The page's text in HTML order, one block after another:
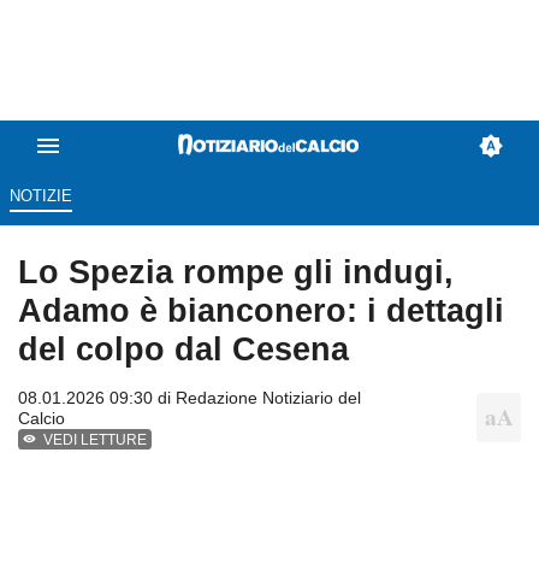
NOTIZIE
Lo Spezia rompe gli indugi,
Adamo è bianconero: i dettagli
del colpo dal Cesena
08.01.2026 09:30 di Redazione Notiziario del
Calcio
VEDI LETTURE